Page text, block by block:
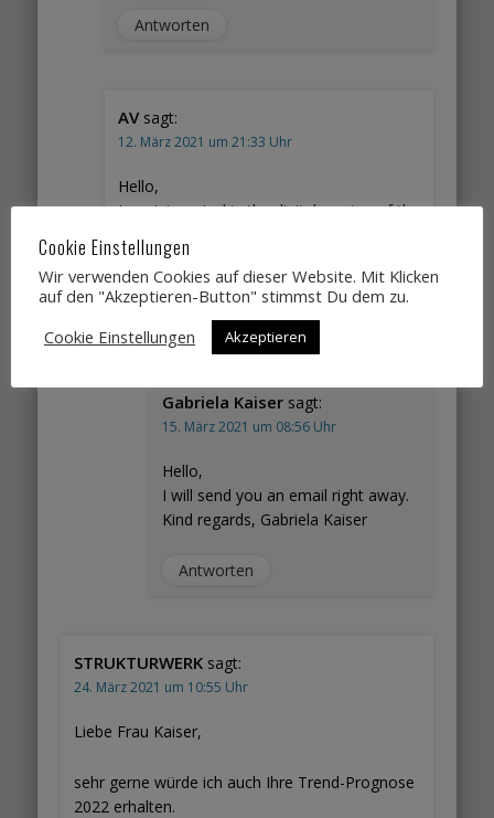
Antworten
AV sagt:
12. März 2021 um 21:33 Uhr
Hello,
I am interested in the digital version of the
Thank you in advance!
Antworten
Gabriela Kaiser sagt:
15. März 2021 um 08:56 Uhr
Hello,
I will send you an email right away.
Kind regards, Gabriela Kaiser
Antworten
STRUKTURWERK sagt:
24. März 2021 um 10:55 Uhr
Liebe Frau Kaiser,
sehr gerne würde ich auch Ihre Trend-Prognose
2022 erhalten.
Cookie Einstellungen
Wir verwenden Cookies auf dieser Website. Mit Klicken
auf den "Akzeptieren-Button" stimmst Du dem zu.
Cookie Einstellungen
Akzeptieren